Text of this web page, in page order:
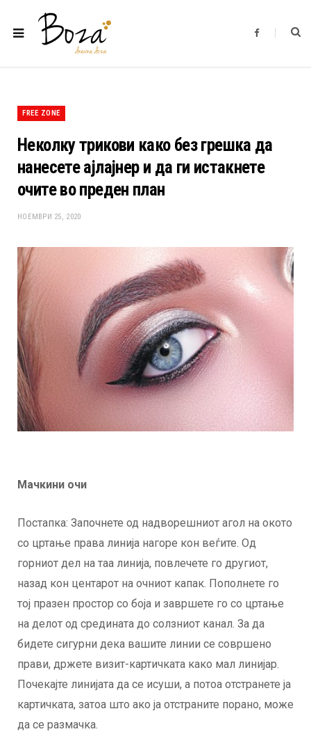
F
b
FREE ZONE
Неколку трикови како без грешка да
нанесете ајлајнер и да ги истакнете
очите во преден план
НОЕМВРИ 25, 2020
Мачкини очи
Постапка: Започнете од надворешниот агол на окото
со цртање права линија нагоре кон веѓите. Од
горниот дел на таа линија, повлечете го другиот,
назад кон центарот на очниот капак. Пополнете го
тој празен простор со боја и завршете го со цртање
на делот од средината до солзниот канал. За да
бидете сигурни дека вашите линии се совршено
прави, држете визит-картичката како мал линијар.
Почекајте линијата да се исуши, а потоа отстранете ја
картичката, затоа што ако ја отстраните порано, може
да се размачка.